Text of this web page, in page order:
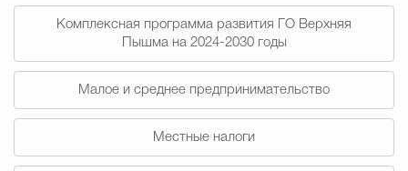
Счётная палата Городского
Комплексная программа развития ГО Верхняя
Пышма на 2024-2030 годы
Малое и среднее предпринимательство
Местные налоги